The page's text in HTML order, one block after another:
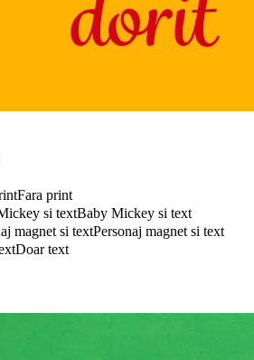
Fara print
Baby Mickey si text
Personaj magnet si text
Doar text